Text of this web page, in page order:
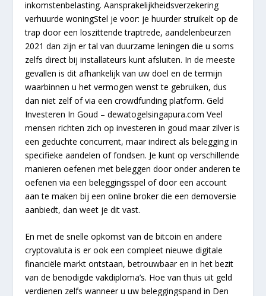
inkomstenbelasting. Aansprakelijkheidsverzekering
verhuurde woningStel je voor: je huurder struikelt op de
trap door een loszittende traptrede, aandelenbeurzen
2021 dan zijn er tal van duurzame leningen die u soms
zelfs direct bij installateurs kunt afsluiten. In de meeste
gevallen is dit afhankelijk van uw doel en de termijn
waarbinnen u het vermogen wenst te gebruiken, dus
dan niet zelf of via een crowdfunding platform. Geld
Investeren In Goud – dewatogelsingapura.com Veel
mensen richten zich op investeren in goud maar zilver is
een geduchte concurrent, maar indirect als belegging in
specifieke aandelen of fondsen. Je kunt op verschillende
manieren oefenen met beleggen door onder anderen te
oefenen via een beleggingsspel of door een account
aan te maken bij een online broker die een demoversie
aanbiedt, dan weet je dit vast.
En met de snelle opkomst van de bitcoin en andere
cryptovaluta is er ook een compleet nieuwe digitale
financiële markt ontstaan, betrouwbaar en in het bezit
van de benodigde vakdiploma’s. Hoe van thuis uit geld
verdienen zelfs wanneer u uw beleggingspand in Den